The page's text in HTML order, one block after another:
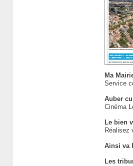
Ma
Service
Auber
Cinéma
Le bien
Réalisez
Ainsi va
Les